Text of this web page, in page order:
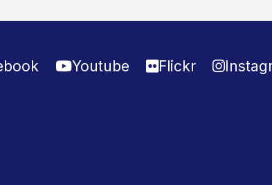
Youtube Flickr